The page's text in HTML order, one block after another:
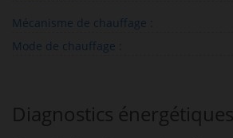
Mécanisme de chauffage :
Mode de chauffage :
Diagnostics énergétiques